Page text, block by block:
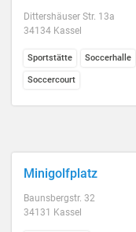
Dittershäuser Str. 13a
34134 Kassel
Sportstätte Soccerhalle
Soccercourt
Minigolfplatz
Baunsbergstr. 32
34131 Kassel